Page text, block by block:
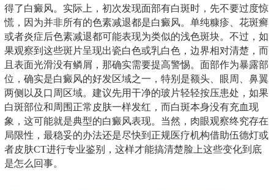
得了白癜风。实际上，初次发现面部有白斑时，先不要过度惊
慌，因为并非所有的色素减退都是白癜风。单纯糠疹、花斑癣
或者炎症后色素减退都可能表现为类似的浅色斑块。不过，如
果观察到这些斑片呈现出瓷白色或乳白色，边界相对清楚，而
且表面光滑没有鳞屑，那确实需要提高警惕。面部作为暴露部
位，确实是白癜风的好发区域之一，特别是额头、眼周、鼻翼
两侧以及口周区域。建议先用干净的玻片轻轻按压患处，如果
白斑部位和周围正常皮肤一样发红，而白斑本身没有充血现
象，这可能就是典型的白癜风表现。当然，肉眼观察终究存在
局限性，最稳妥的办法还是尽快到正规医疗机构借助伍德灯或
者皮肤CT进行专业鉴别，这样才能搞清楚脸上这些变化到底
是怎么回事。